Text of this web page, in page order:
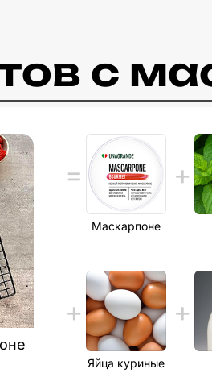
c
Маскарпоне
Яйца куриные